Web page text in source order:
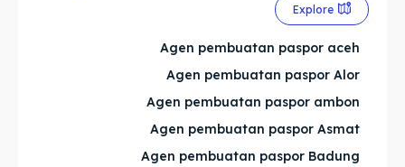
Explore
Agen pembuatan paspor aceh
Agen pembuatan paspor Alor
Agen pembuatan paspor ambon
Agen pembuatan paspor Asmat
Agen pembuatan paspor Badung